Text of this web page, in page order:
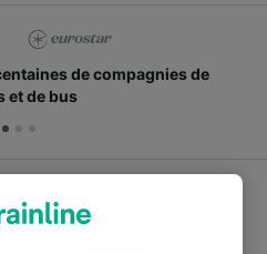
de compagnies de
et de bus
Jena Paradies à Berlin,